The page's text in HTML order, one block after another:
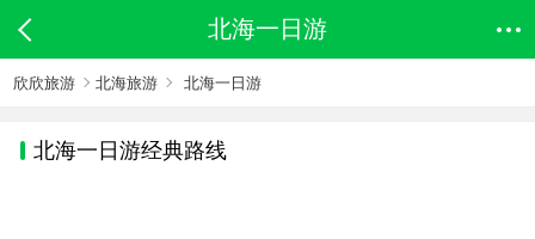
北海一日游
欣欣旅游 北海旅游 北海一日游
北海一日游经典路线